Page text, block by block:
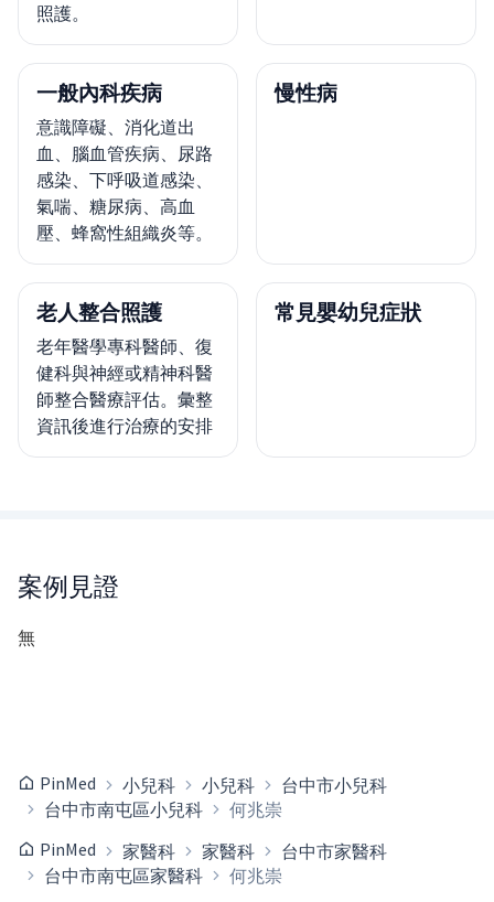
照護。
一般內科疾病
意識障礙、消化道出
血、腦血管疾病、尿路
感染、下呼吸道感染、
氣喘、糖尿病、高血
壓、蜂窩性組織炎等。
慢性病
老人整合照護
老年醫學專科醫師、復
健科與神經或精神科醫
師整合醫療評估。彙整
資訊後進行治療的安排
常見嬰幼兒症狀
案例見證
無
PinMed 小兒科 小兒科
台中市小兒科
台中市南屯區小兒科
何兆崇
PinMed
家醫科 家醫科
台中市家醫科
台中市南屯區家醫科
何兆崇